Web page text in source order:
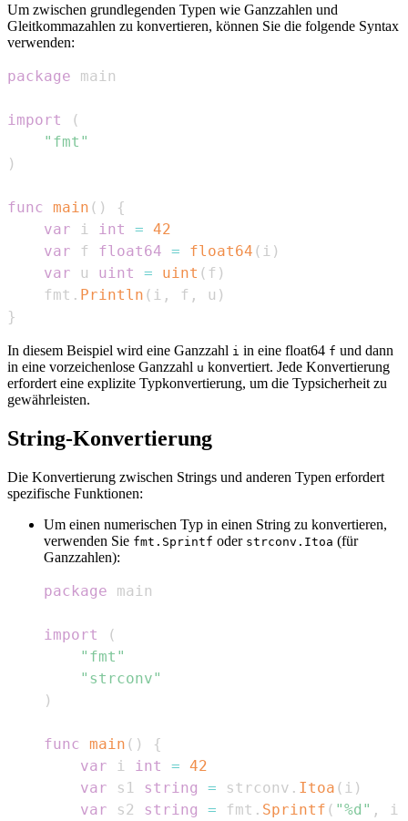
Um zwischen grundlegenden Typen wie Ganzzahlen und
Gleitkommazahlen zu konvertieren, können Sie die folgende Syntax
verwenden:
package
import
(
"fmt"
)
func main ( )
{
var i int = 42
var f float64 = float64 ( i )
var u uint = uint ( f )
	fmt
. Println ( i , f , u )
}
In diesem Beispiel wird eine Ganzzahl i in eine float64 f und dann
in eine vorzeichenlose Ganzzahl u konvertiert. Jede Konvertierung
erfordert eine explizite Typkonvertierung, um die Typsicherheit zu
gewährleisten.
String-Konvertierung
Die Konvertierung zwischen Strings und anderen Typen erfordert
spezifische Funktionen:
Um einen numerischen Typ in einen String zu konvertieren,
verwenden Sie fmt.Sprintf oder strconv.Itoa (für
Ganzzahlen):
package
import
(
"fmt"
"strconv"
)
func main ( )
{
var i int = 42
var s1 string = strconv . Itoa ( i )
var s2 string = fmt . Sprintf ( "%d" , i